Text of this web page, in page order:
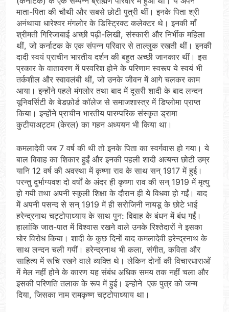
माता-पिता की चौथी और सबसे छोटी पुत्री थीं। इनके पिता श्री
अनंथाया धारेश्वर मंगलोर के डिस्ट्रिक्ट कलेक्टर थे। इनकी माँ
श्रीमती गिरिजाबाई अच्छी पढ़ी-लिखी, संस्कारी और निर्भीक महिला
थीं, जो कर्नाटक के एक संपन्न परिवार से ताल्लुक रखती थीं। इनकी
दादी स्वयं प्राचीन भारतीय दर्शन की बहुत अच्छी जानकार थीं। इस
प्रकार के वातावरण में परवरिश होने के परिणाम स्वरूप ये स्वयं भी
तर्कशील और स्वावलंबी थीं, जो उनके जीवन में आगे चलकर काम
आया। इन्होंने पहले मंगलोर तथा बाद में दूसरी शादी के बाद लन्दन
यूनिवर्सिटी के बेडफ़ोर्ड कॉलेज से समाजशास्त्र में डिप्लोमा प्राप्त
किया। इन्होंने प्राचीन भारतीय पारम्परिक संस्कृत ड्रामा
कुटीयाअट्टम (केरल) का गहन अध्ययन भी किया था।
कमलादेवी जब 7 वर्ष की थी तो इनके पिता का स्वर्गवास हो गया। ये
बाल विवाह का शिकार हुईं और इनकी पहली शादी अत्यन्त छोटी उम्र
यानि 12 वर्ष की अवस्था में कृष्णा राव के साथ सन् 1917 में हुई।
परन्तु दुर्भाग्यवश दो वर्षों के अंदर ही कृष्णा राव की सन् 1919 में मृत्यु
हो गयी तथा अपनी स्कूली शिक्षा के दौरान ही ये विधवा हो गईं। बाद
में अपनी पसन्द से सन् 1919 में ही सरोजिनी नायडू के छोटे भाई
हरेन्द्रनाथ चट्टोपाध्याय के साथ पुन: विवाह के बंधन में बंध गईं।
हालांकि जात-पात में विश्वास रखने वाले उनके रिश्तेदारों ने इसका
घोर विरोध किया। शादी के कुछ दिनों बाद कमलादेवी हरेन्द्रनाथ के
साथ लन्दन चली गयीं। हरेन्द्रनाथ भी कला, संगीत, कविता और
साहित्य में रूचि रखने वाले व्यक्ति थे। लेकिन दोनों की विचारधाराओं
में मेल नहीं होने के कारण यह संबंध अधिक समय तक नहीं चला और
इसकी परिणति तलाक के रूप में हुई। इन्होने एक पुत्र को जन्म
दिया, जिसका नाम रामकृष्ण चट्टोपाध्याय था।